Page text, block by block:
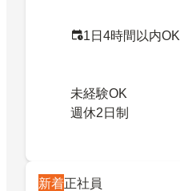
1日4時間以内OK
未経験OK
週休2日制
新着正社員